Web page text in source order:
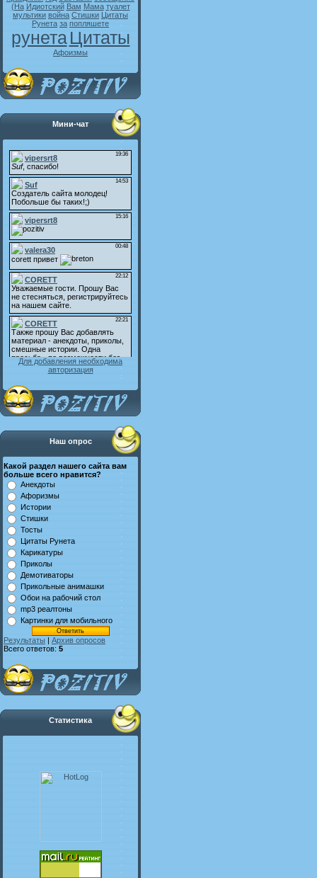
(На Идиотский Вам Мама туалет
мультики война Стишки Цитаты
Рунета за попляшете
рунетаЦитаты
Афоизмы
Мини-чат
Для добавления необходима
авторизация
Наш опрос
Какой раздел нашего сайта вам
больше всего нравится?
Анекдоты
Афоризмы
Истории
Стишки
Тосты
Цитаты Рунета
Карикатуры
Приколы
Демотиваторы
Прикольные анимашки
Обои на рабочий стол
mp3 реалтоны
Картинки для мобильного
Результаты | Архив опросов
Всего ответов: 5
Статистика